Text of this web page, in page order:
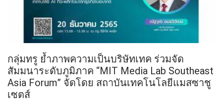
กลุ่มทรู ย้ำภาพความเป็นบริษัทเทค ร่วมจัด
สัมมนาระดับภูมิภาค “MIT Media Lab Southeast
Asia Forum” จัดโดย สถาบันเทคโนโลยีแมสซาชู
เซตส์